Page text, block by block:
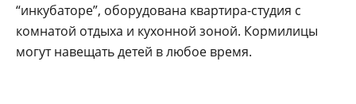
“инкубаторе”, оборудована квартира-студия с
комнатой отдыха и кухонной зоной. Кормилицы
могут навещать детей в любое время.